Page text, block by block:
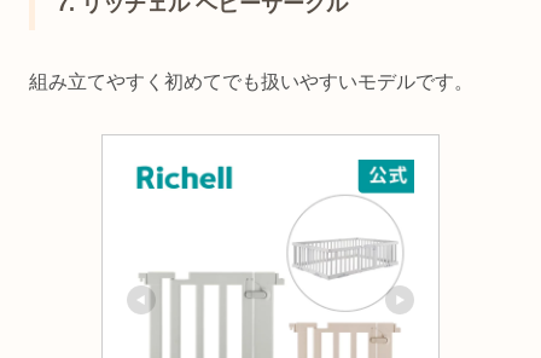
組み立てやすく初めてでも扱いやすいモデルです。